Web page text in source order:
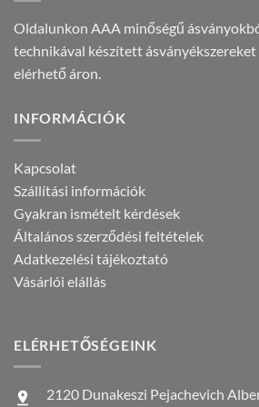
Oldalunkon AAA minőségű
technikával készített
elérhető áron.
INFORMÁCIÓK
Kapcsolat
Szállítási információk
Gyakran ismételt kérdések
Általános szerződési feltételek
Adatkezelési tájékoztató
Vásárlói elállás
ELÉRHETŐSÉGEINK
2120 Dunakeszi Pejachevich